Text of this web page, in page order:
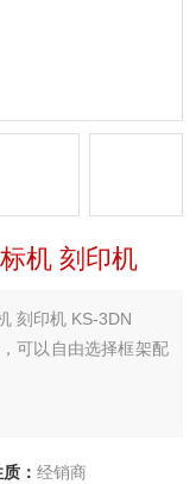
机 刻印机
刻印机 KS-3DN
可以自由选择框架配
： 经销商